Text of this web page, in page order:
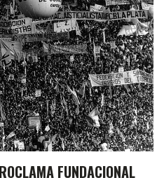
FUNDACIONAL